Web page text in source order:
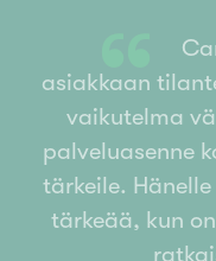
“
asiakkaan
vaikutelma
palveluasenne
tärkeile.
tärkeää, kun